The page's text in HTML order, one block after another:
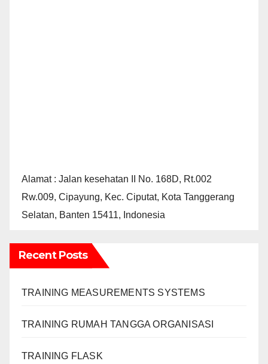
Alamat : Jalan kesehatan II No. 168D, Rt.002
Rw.009, Cipayung, Kec. Ciputat, Kota Tanggerang
Selatan, Banten 15411, Indonesia
Recent Posts
TRAINING MEASUREMENTS SYSTEMS
TRAINING RUMAH TANGGA ORGANISASI
TRAINING FLASK